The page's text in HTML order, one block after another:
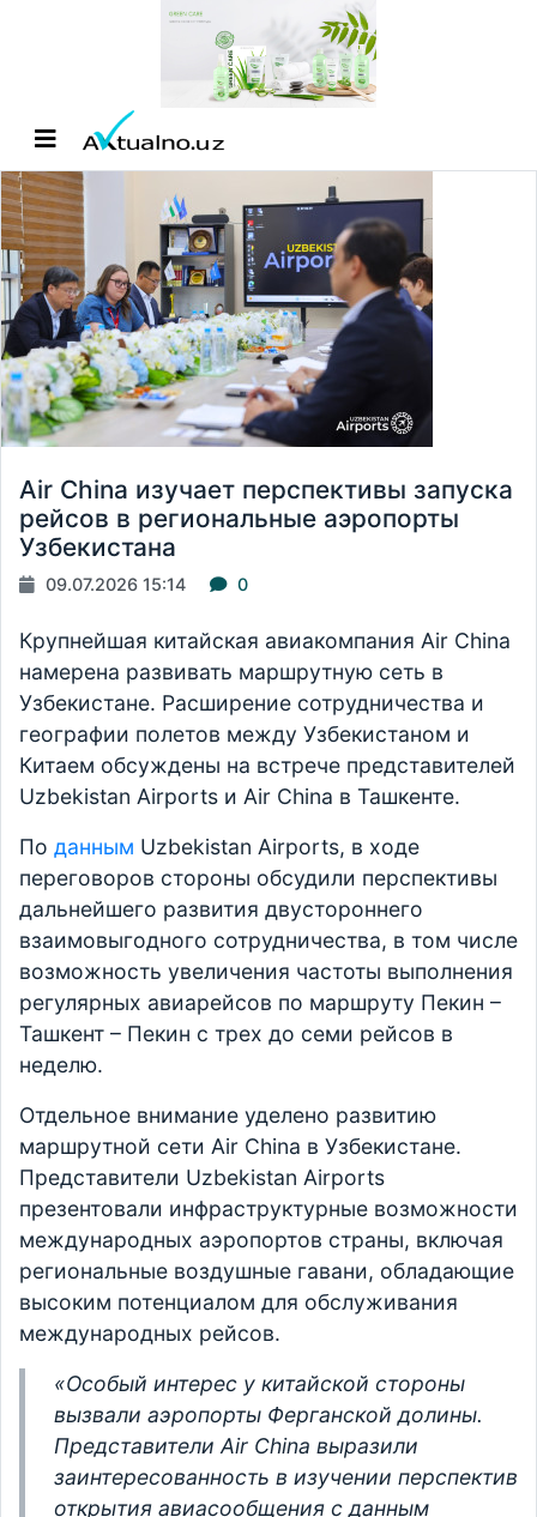
Air China изучает перспективы запуска
рейсов в региональные аэропорты
Узбекистана
09.07.2026 15:14 0
Крупнейшая китайская авиакомпания Air China
намерена развивать маршрутную сеть в
Узбекистане. Расширение сотрудничества и
географии полетов между Узбекистаном и
Китаем обсуждены на встрече представителей
Uzbekistan Airports и Air China в Ташкенте.
По данным Uzbekistan Airports, в ходе
переговоров стороны обсудили перспективы
дальнейшего развития двустороннего
взаимовыгодного сотрудничества, в том числе
возможность увеличения частоты выполнения
регулярных авиарейсов по маршруту Пекин –
Ташкент – Пекин с трех до семи рейсов в
неделю.
Отдельное внимание уделено развитию
маршрутной сети Air China в Узбекистане.
Представители Uzbekistan Airports
презентовали инфраструктурные возможности
международных аэропортов страны, включая
региональные воздушные гавани, обладающие
высоким потенциалом для обслуживания
международных рейсов.
«Особый интерес у китайской стороны
вызвали аэропорты Ферганской долины.
Представители Air China выразили
заинтересованность в изучении перспектив
открытия авиасообщения с данным